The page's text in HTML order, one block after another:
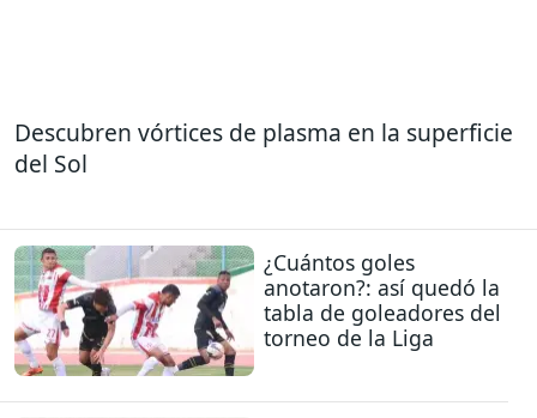
Descubren vórtices de plasma en la superficie
del Sol
¿Cuántos goles
anotaron?: así quedó la
tabla de goleadores del
torneo de la Liga